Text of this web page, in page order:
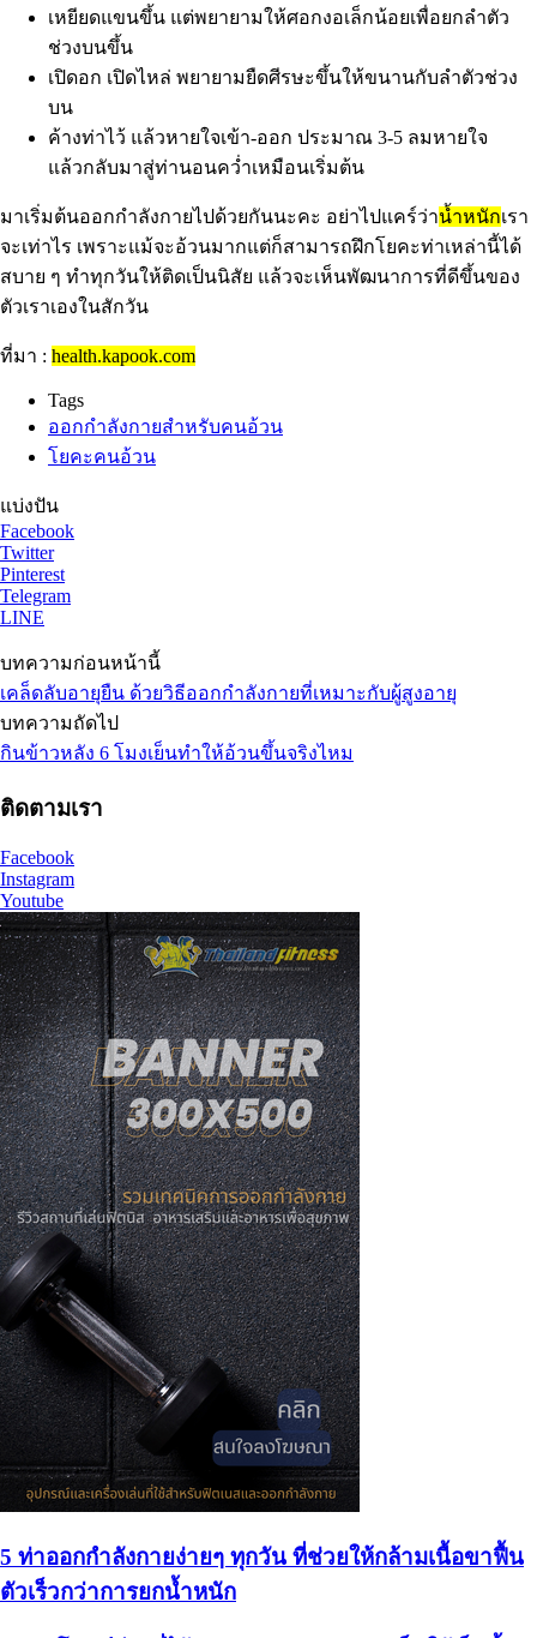
เหยียดแขนขึ้น แต่พยายามให้ศอกงอเล็กน้อยเพื่อยกลำตัว
ช่วงบนขึ้น
เปิดอก เปิดไหล่ พยายามยืดศีรษะขึ้นให้ขนานกับลำตัวช่วง
บน
ค้างท่าไว้ แล้วหายใจเข้า-ออก ประมาณ 3-5 ลมหายใจ
แล้วกลับมาสู่ท่านอนคว่ำเหมือนเริ่มต้น
มาเริ่มต้นออกกำลังกายไปด้วยกันนะคะ อย่าไปแคร์ว่าน้ำหนักเรา
จะเท่าไร เพราะแม้จะอ้วนมากแต่ก็สามารถฝึกโยคะท่าเหล่านี้ได้
สบาย ๆ ทำทุกวันให้ติดเป็นนิสัย แล้วจะเห็นพัฒนาการที่ดีขึ้นของ
ตัวเราเองในสักวัน
ที่มา : health.kapook.com
Tags
ออกกำลังกายสำหรับคนอ้วน
โยคะคนอ้วน
แบ่งปัน
Facebook
Twitter
Pinterest
Telegram
LINE
บทความก่อนหน้านี้
เคล็ดลับอายุยืน ด้วยวิธีออกกำลังกายที่เหมาะกับผู้สูงอายุ
บทความถัดไป
กินข้าวหลัง 6 โมงเย็นทำให้อ้วนขึ้นจริงไหม
ติดตามเรา
Facebook
Instagram
Youtube
5 ท่าออกกำลังกายง่ายๆ ทุกวัน ที่ช่วยให้กล้ามเนื้อขาฟื้น
ตัวเร็วกว่าการยกน้ำหนัก